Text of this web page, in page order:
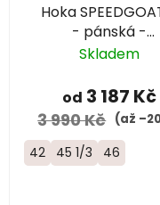
Hoka
- pánská -
černá/bílá
Skladem
od 3 187 Kč
3 990 Kč (až
42 45 1/3 46